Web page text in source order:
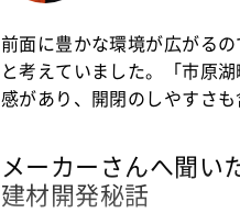
前面に豊かな環境が広がる
と考えていました。「市原
感があり、開閉のしやすさ
メーカーさんへ聞い
建材開発秘話